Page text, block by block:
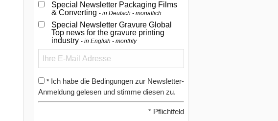
Special Newsletter Packaging Films
& Converting in Deutsch - monatlich
Special Newsletter Gravure Global
Top news for the gravure printing
industry in English - monthly
* Ich habe die Bedingungen zur Newsletter-
Anmeldung gelesen und stimme diesen zu.
* Pflichtfeld